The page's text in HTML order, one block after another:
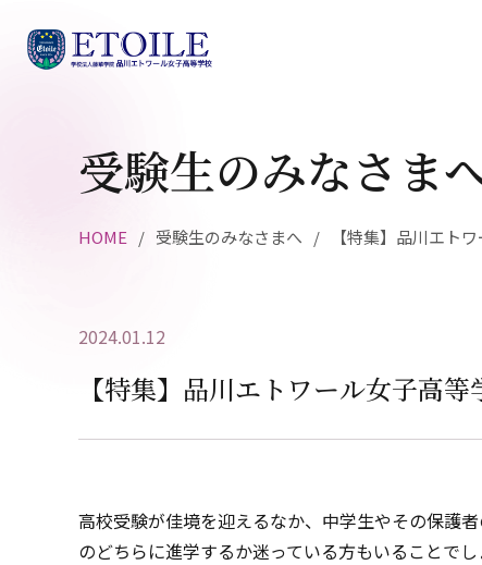
受験生のみなさま
HOME 受験生のみなさまへ 【特集】品川エト
2024.01.12
【特集】品川エトワール女子高
高校受験が佳境を迎えるなか、中学生やその保護
のどちらに進学するか迷っている方もいることでし